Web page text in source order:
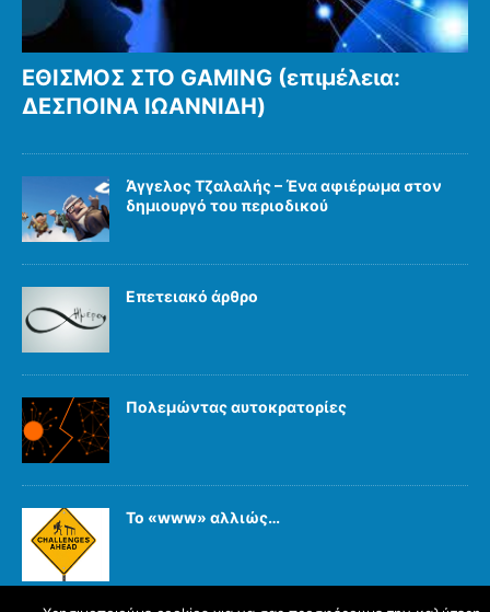
ΕΘΙΣΜΟΣ ΣΤΟ GAMING (επιμέλεια:
ΔΕΣΠΟΙΝΑ ΙΩΑΝΝΙΔΗ)
Άγγελος Τζαλαλής – Ένα αφιέρωμα στον
δημιουργό του περιοδικού
Επετειακό άρθρο
Πολεμώντας αυτοκρατορίες
Το «www» αλλιώς…